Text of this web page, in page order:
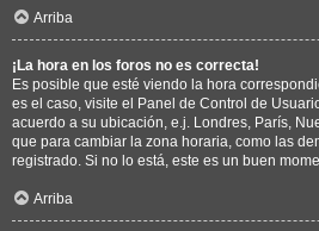
Arriba
¡La hora en los foros no es correcta!
Es posible que esté viendo la hora
es el caso, visite el Panel de Control de
acuerdo a su ubicación, e.j. Londres, París,
que para cambiar la zona horaria, como las
registrado. Si no lo está, este es un buen
Arriba